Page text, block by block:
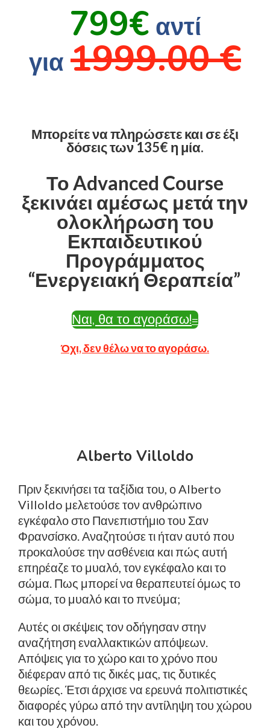
799€αντί
για 1999.00 €
Μπορείτε να πληρώσετε και σε έξι
δόσεις των 135€ η μία.
Το Advanced Course
ξεκινάει αμέσως μετά την
ολοκλήρωση του
Εκπαιδευτικού
Προγράμματος
“Ενεργειακή Θεραπεία”
Ναι, θα το αγοράσω!
Όχι, δεν θέλω να το αγοράσω.
Alberto Villoldo
Πριν ξεκινήσει τα ταξίδια του, ο Alberto
Villoldo μελετούσε τον ανθρώπινο
εγκέφαλο στο Πανεπιστήμιο του Σαν
Φρανσίσκο. Αναζητούσε τι ήταν αυτό που
προκαλούσε την ασθένεια και πώς αυτή
επηρέαζε το μυαλό, τον εγκέφαλο και το
σώμα. Πως μπορεί να θεραπευτεί όμως το
σώμα, το μυαλό και το πνεύμα;
Αυτές οι σκέψεις τον οδήγησαν στην
αναζήτηση εναλλακτικών απόψεων.
Απόψεις για το χώρο και το χρόνο που
διέφεραν από τις δικές μας, τις δυτικές
θεωρίες. Έτσι άρχισε να ερευνά πολιτιστικές
διαφορές γύρω από την αντίληψη του χώρου
και του χρόνου.